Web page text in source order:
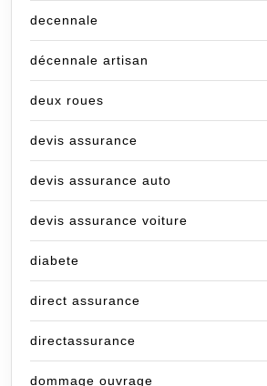
decennale
décennale artisan
deux roues
devis assurance
devis assurance auto
devis assurance voiture
diabete
direct assurance
directassurance
dommage ouvrage